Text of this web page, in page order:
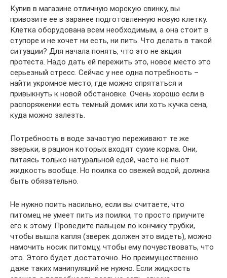
Купив в магазине отличную морскую свинку, вы
привозите ее в заранее подготовленную новую клетку.
Клетка оборудована всем необходимым, а она стоит в
ступоре и не хочет ни есть, ни пить. Что делать в такой
ситуации? Для начала понять, что это не акция
протеста. Надо дать ей пережить это, новое место это
серьезный стресс. Сейчас у нее одна потребность –
найти укромное место, где можно спрятаться и
привыкнуть к новой обстановке. Очень хорошо если в
распоряжении есть темный домик или хоть кучка сена,
куда можно залезть.
Потребность в воде зачастую переживают те же
зверьки, в рацион которых входят сухие корма. Они,
питаясь только натуральной едой, часто не пьют
жидкость вообще. Но поилка со свежей водой, должна
быть обязательно.
Не нужно поить насильно, если вы считаете, что
питомец не умеет пить из поилки, то просто приучите
его к этому. Проведите пальцем по кончику трубки,
чтобы вышла капля (зверек должен это видеть), можно
намочить носик питомцу, чтобы ему почувствовать, что
это. Этого будет достаточно. Но преимущественно
даже таких манипуляций не нужно. Если жидкость